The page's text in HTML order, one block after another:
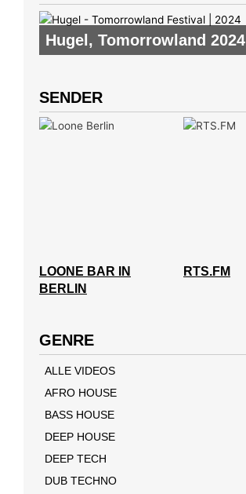
Hugel, Tomorrowland 2024
SENDER
LOONE BAR IN
BERLIN
RTS.FM
GENRE
ALLE VIDEOS
AFRO HOUSE
BASS HOUSE
DEEP HOUSE
DEEP TECH
DUB TECHNO